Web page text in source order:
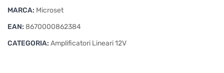
MARCA: Microset
EAN: 8670000862384
CATEGORIA: Amplificatori Lineari 12V